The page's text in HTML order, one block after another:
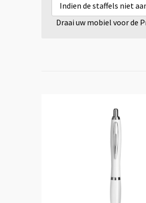
Indien de staffels niet
Draai uw mobiel voor de